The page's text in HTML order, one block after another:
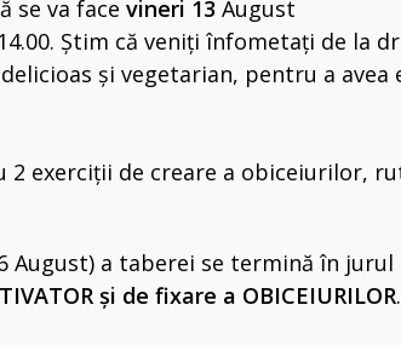
se va face vineri 13 August
Știm că veniți înfometați de la
și vegetarian, pentru a avea
exerciții de creare a obiceiurilor,
August) a taberei se termină în jurul
și de fixare a OBICEIURILOR.